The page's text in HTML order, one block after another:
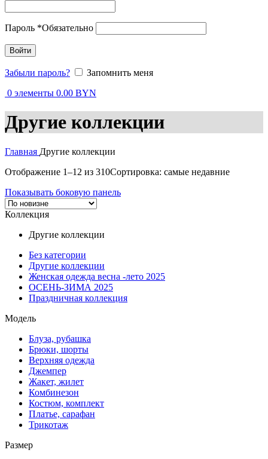
Пароль *Обязательно
Войти
Забыли пароль?
Запомнить меня
0 элементы 0.00 BYN
Другие коллекции
Главная Другие коллекции
Отображение 1–12 из 310Сортировка: самые недавние
Показывать боковую панель
Коллекция
Другие коллекции
Без категории
Другие коллекции
Женская одежда весна -лето 2025
ОСЕНЬ-ЗИМА 2025
Праздничная коллекция
Модель
Блуза, рубашка
Брюки, шорты
Верхняя одежда
Джемпер
Жакет, жилет
Комбинезон
Костюм, комплект
Платье, сарафан
Трикотаж
Размер